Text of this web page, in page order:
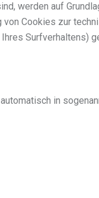
werden auf
Cookies zur
Surfverhaltens)
in